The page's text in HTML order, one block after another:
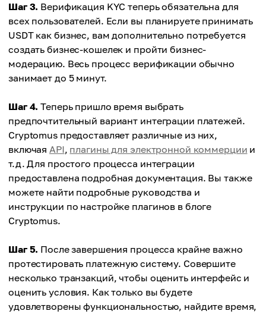
Шаг 3. Верификация KYC теперь обязательна для
всех пользователей. Если вы планируете принимать
USDT как бизнес, вам дополнительно потребуется
создать бизнес-кошелек и пройти бизнес-
модерацию. Весь процесс верификации обычно
занимает до 5 минут.
Шаг 4. Теперь пришло время выбрать
предпочтительный вариант интеграции платежей.
Cryptomus предоставляет различные из них,
включаяAPI, плагины для электронной коммерции и
т.д. Для простого процесса интеграции
предоставлена подробная документация. Вы также
можете найти подробные руководства и
инструкции по настройке плагинов в блоге
Cryptomus.
Шаг 5. После завершения процесса крайне важно
протестировать платежную систему. Совершите
несколько транзакций, чтобы оценить интерфейс и
оценить условия. Как только вы будете
удовлетворены функциональностью, найдите время,